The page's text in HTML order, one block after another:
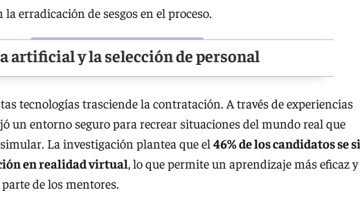
erradicación de sesgos en el proceso.
artificial y la selección de personal
tecnologías trasciende la contratación. A través de experiencias
un entorno seguro para recrear situaciones del mundo real que
La investigación plantea que el 46% de los candidatos se
en realidad virtual, lo que permite un aprendizaje más eficaz
de los mentores.